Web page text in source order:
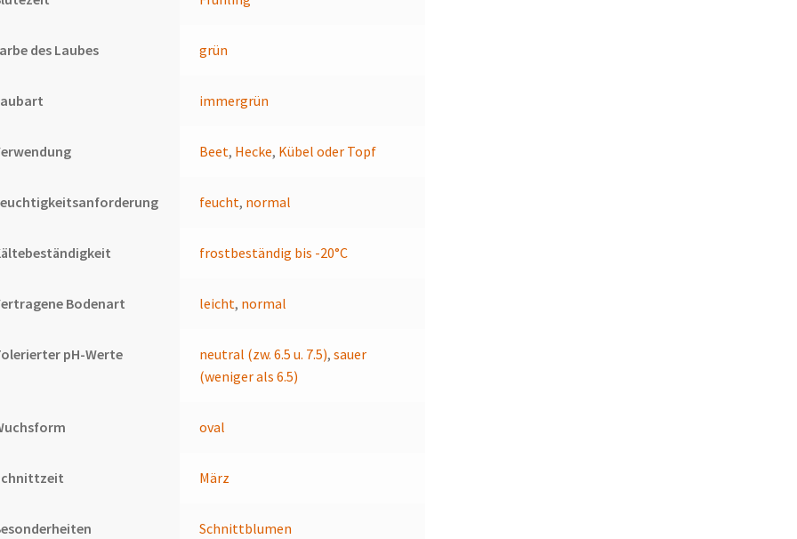
des Laubes grün
immergrün
Beet, Hecke, Kübel oder Topf
feucht, normal
frostbeständig bis -20°C
Bodenart leicht, normal
pH-Werte neutral (zw. 6.5 u. 7.5),sauer
(weniger als 6.5)
oval
März
Schnittblumen